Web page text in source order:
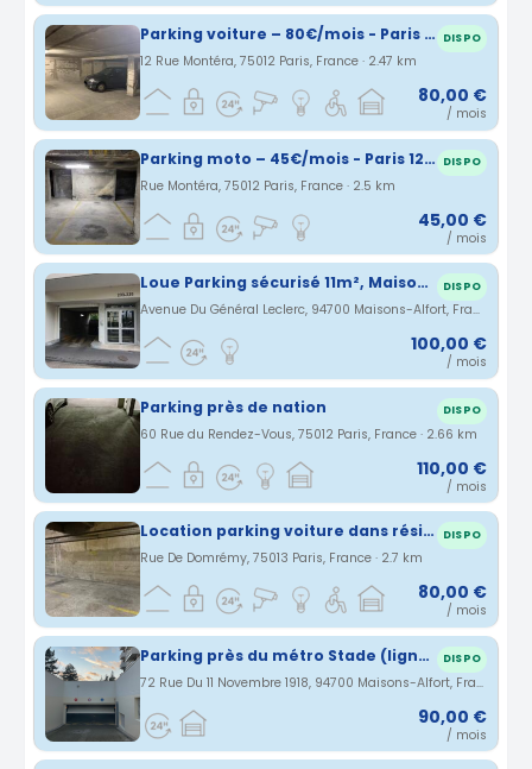
Parking voiture – 80€/mois - Paris 12ème - Métro Porte de Vincennes/Bel-Air DISPO
12 Rue Montéra, 75012 Paris, France · 2.47 km
80,00 €
/ mois
Parking moto – 45€/mois - Paris 12ème - Métro Porte de Vincennes/Bel-Air DISPO
Rue Montéra, 75012 Paris, France · 2.5 km
45,00 €
/ mois
Loue Parking sécurisé 11m², Maisons-Alfort, Les Juilliottes (94) DISPO
Avenue Du Général Leclerc, 94700 Maisons-Alfort, France · 2.51 km
100,00 €
/ mois
Parking près de nation DISPO
60 Rue du Rendez-Vous, 75012 Paris, France · 2.66 km
110,00 €
/ mois
Location parking voiture dans résidence, Paris 13 près Place d'Italie DISPO
Rue De Domrémy, 75013 Paris, France · 2.7 km
80,00 €
/ mois
Parking près du métro Stade (ligne 8) à Maisons-Alfort DISPO
72 Rue Du 11 Novembre 1918, 94700 Maisons-Alfort, France · 2.73 km
90,00 €
/ mois